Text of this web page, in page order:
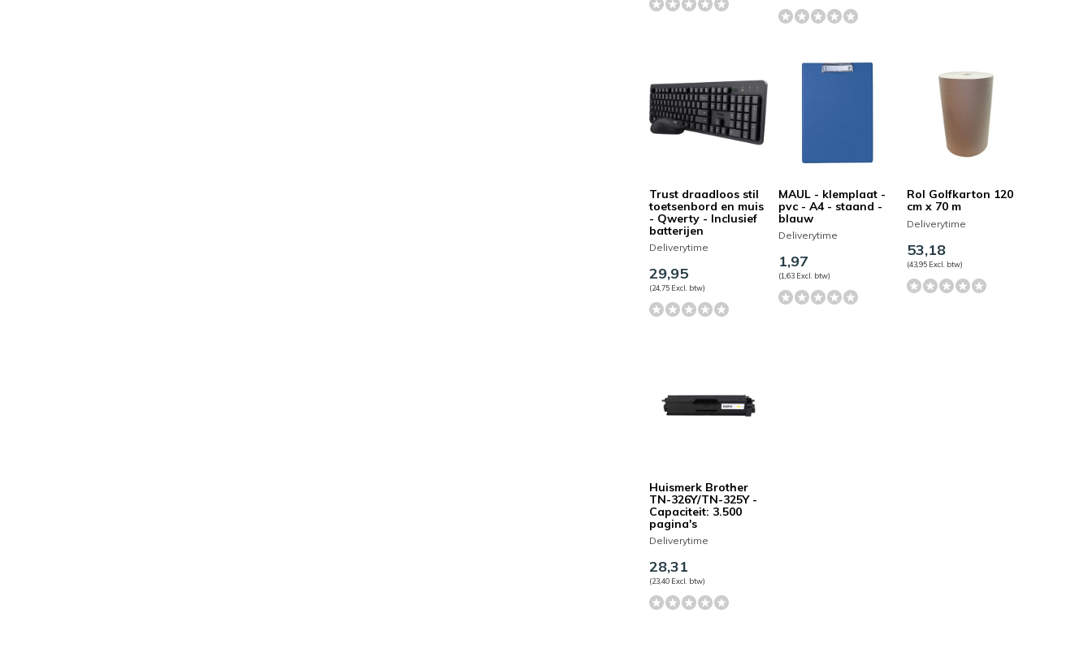
Trust draadloos stil
toetsenbord en muis
- Qwerty - Inclusief
batterijen
Deliverytime
29,95
(24,75 Excl. btw)
MAUL - klemplaat -
pvc - A4 - staand -
blauw
Deliverytime
1,97
(1,63 Excl. btw)
Rol Golfkarton 120
cm x 70 m
Deliverytime
53,18
(43,95 Excl. btw)
Huismerk Brother
TN-326Y/TN-325Y -
Capaciteit: 3.500
pagina's
Deliverytime
28,31
(23,40 Excl. btw)